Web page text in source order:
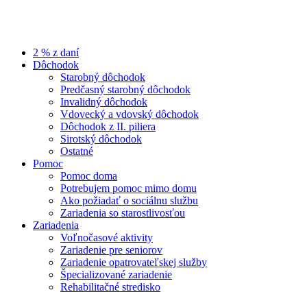
2 % z daní
Dôchodok
Starobný dôchodok
Predčasný starobný dôchodok
Invalidný dôchodok
Vdovecký a vdovský dôchodok
Dôchodok z II. piliera
Sirotský dôchodok
Ostatné
Pomoc
Pomoc doma
Potrebujem pomoc mimo domu
Ako požiadať o sociálnu službu
Zariadenia so starostlivosťou
Zariadenia
Voľnočasové aktivity
Zariadenie pre seniorov
Zariadenie opatrovateľskej služby
Špecializované zariadenie
Rehabilitačné stredisko